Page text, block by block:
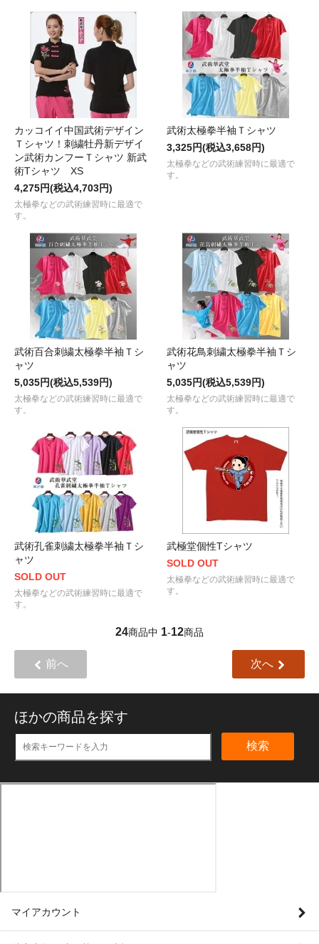
カッコイイ中国武術デザイン
Ｔシャツ！刺繍牡丹新デザイ
ン武術カンフーＴシャツ 新武
術Tシャツ XS
4,275円(税込4,703円)
太極拳などの武術練習時に最適で
す。
武術太極拳半袖Ｔシャツ
3,325円(税込3,658円)
太極拳などの武術練習時に最適で
す。
武術百合刺繍太極拳半袖Ｔシ
ャツ
5,035円(税込5,539円)
太極拳などの武術練習時に最適で
す。
武術花鳥刺繍太極拳半袖Ｔシ
ャツ
5,035円(税込5,539円)
太極拳などの武術練習時に最適で
す。
武術孔雀刺繍太極拳半袖Ｔシ
ャツ
SOLD OUT
太極拳などの武術練習時に最適で
す。
武極堂個性Tシャツ
SOLD OUT
太極拳などの武術練習時に最適で
す。
24商品中 1-12商品
前へ 次へ
ほかの商品を探す
検索
マイアカウント